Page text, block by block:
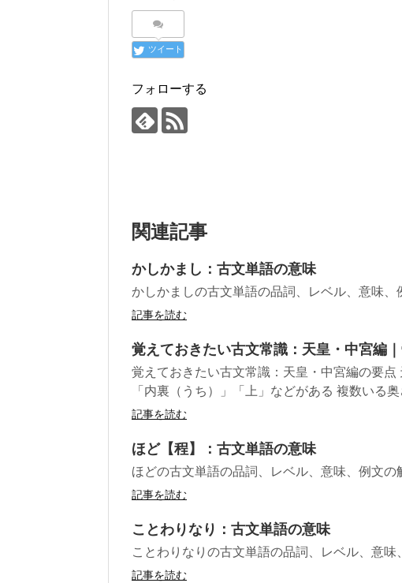
ツイート
フォローする
関連記事
かしかまし：古文単語の意味
かしかましの古文単語の品詞、レベル、意味、
記事を読む
覚えておきたい古文常識：天皇・中宮編
覚えておきたい古文常識：天皇・中宮編の要点
「内裏（うち）」「上」などがある 複数いる
記事を読む
ほど【程】：古文単語の意味
ほどの古文単語の品詞、レベル、意味、例文の
記事を読む
ことわりなり：古文単語の意味
ことわりなりの古文単語の品詞、レベル、意味
記事を読む